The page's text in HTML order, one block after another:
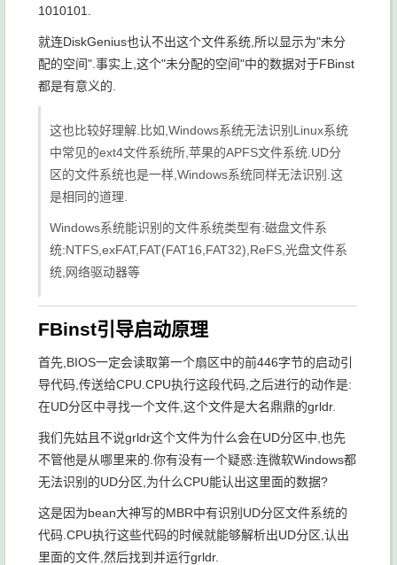
1010101.
就连DiskGenius也认不出这个文件系统,所以显示为"未分
配的空间".事实上,这个"未分配的空间"中的数据对于FBinst
都是有意义的.
这也比较好理解.比如,Windows系统无法识别Linux系统
中常见的ext4文件系统所,苹果的APFS文件系统.UD分
区的文件系统也是一样,Windows系统同样无法识别.这
是相同的道理.
Windows系统能识别的文件系统类型有:磁盘文件系
统:NTFS,exFAT,FAT(FAT16,FAT32),ReFS,光盘文件系
统,网络驱动器等
FBinst引导启动原理
首先,BIOS一定会读取第一个扇区中的前446字节的启动引
导代码,传送给CPU.CPU执行这段代码,之后进行的动作是:
在UD分区中寻找一个文件,这个文件是大名鼎鼎的grldr.
我们先姑且不说grldr这个文件为什么会在UD分区中,也先
不管他是从哪里来的.你有没有一个疑惑:连微软Windows都
无法识别的UD分区,为什么CPU能认出这里面的数据?
这是因为bean大神写的MBR中有识别UD分区文件系统的
代码.CPU执行这些代码的时候就能够解析出UD分区,认出
里面的文件,然后找到并运行grldr.